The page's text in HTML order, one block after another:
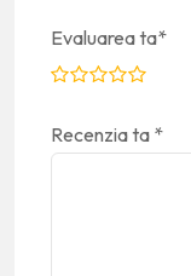
Evaluarea ta*
Recenzia ta *